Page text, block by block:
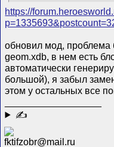
https://
обновил мод,
geom.xdb, в нем есть
автоматически
большой), я забыл
этом у остальных все
✍